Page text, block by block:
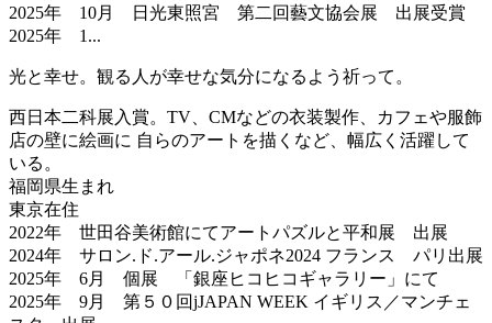
2025年 10月 日光東照宮 第二回藝文協会展 出展受賞
2025年 1...
光と幸せ。観る人が幸せな気分になるよう祈って。
西日本二科展入賞。TV、CMなどの衣装製作、カフェや服飾
店の壁に絵画に 自らのアートを描くなど、幅広く活躍して
いる。
福岡県生まれ
東京在住
2022年 世田谷美術館にてアートパズルと平和展 出展
2024年 サロン.ド.アール.ジャポネ2024 フランス パリ出展
2025年 6月 個展 「銀座ヒコヒコギャラリー」にて
2025年 9月 第５０回jJAPAN WEEK イギリス／マンチェ